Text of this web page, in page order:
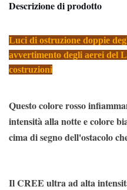
Descrizione di prodotto
Luci di ostruzione doppie
avvertimento degli aerei del
costruzioni
Questo colore rosso
intensità alla notte e colore
cima di segno dell'ostacolo
Il CREE ultra ad alta